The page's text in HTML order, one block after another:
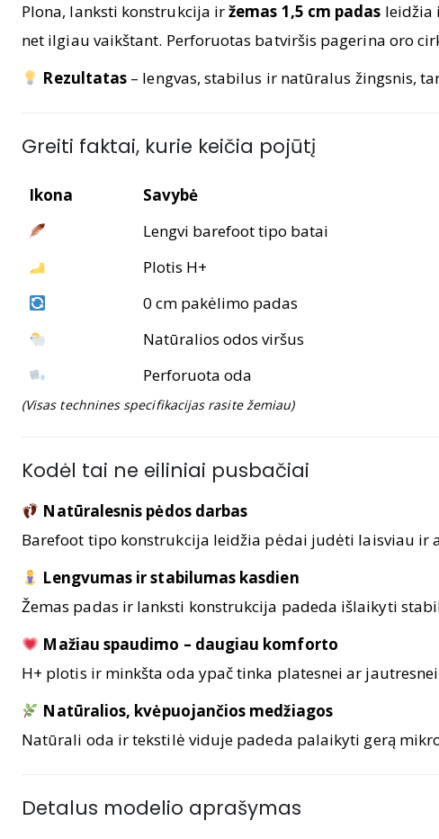
Plona, lanksti konstrukcija iržemas 1,5 cm padas leidžia
net ilgiau vaikštant. Perforuotas batviršis pagerina oro
Rezultatas – lengvas, stabilus ir natūralus žingsnis,
Greiti faktai, kurie keičia pojūtį
Ikona Savybė
Lengvi barefoot tipo batai
Plotis H+
0 cm pakėlimo padas
Natūralios odos viršus
Perforuota oda
(Visas technines specifikacijas rasite žemiau)
Kodėl tai ne eiliniai pusbačiai
Natūralesnis pėdos darbas
Barefoot tipo konstrukcija leidžia pėdai judėti laisviau ir
Lengvumas ir stabilumas kasdien
Žemas padas ir lanksti konstrukcija padeda išlaikyti
Mažiau spaudimo – daugiau komforto
H+ plotis ir minkšta oda ypač tinka platesnei ar
Natūralios, kvėpuojančios medžiagos
Natūrali oda ir tekstilė viduje padeda palaikyti gerą
Detalus modelio aprašymas